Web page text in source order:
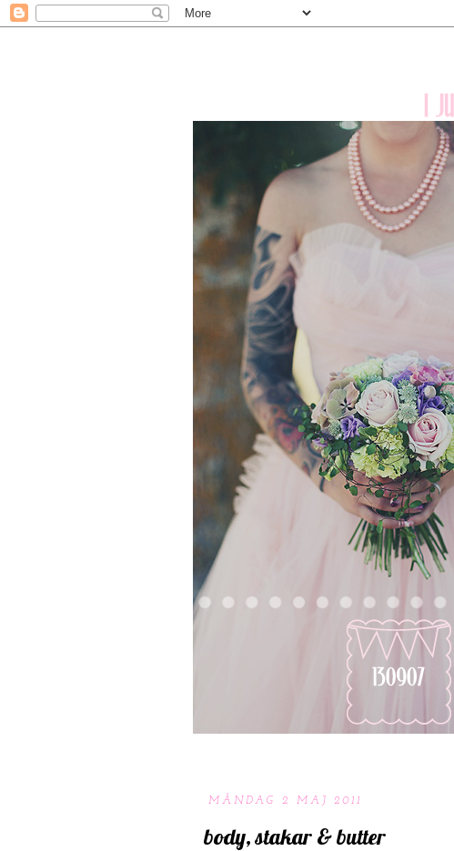
MÅNDAG 2 MAJ 2011
body, stakar & butter